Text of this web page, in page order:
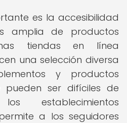
es la accesibilidad
amplia de productos
tiendas en línea
una selección diversa
y productos
pueden ser difíciles de
establecimientos
a los seguidores